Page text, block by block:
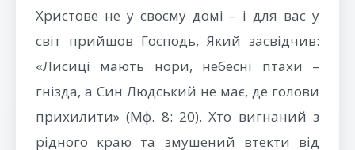
Христове не у своєму домі – і для вас у
світ прийшов Господь, Який засвідчив:
«Лисиці мають нори, небесні птахи –
гнізда, а Син Людський не має, де голови
прихилити» (Мф. 8: 20). Хто вигнаний з
рідного краю та змушений втекти від